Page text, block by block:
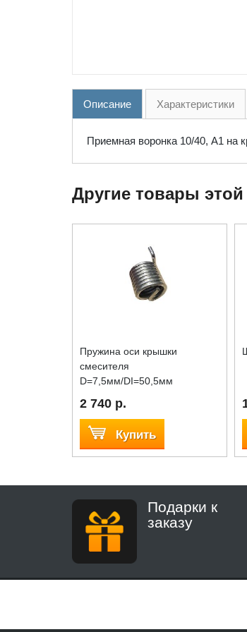
Описание Характеристики
Приемная воронка 10/40, А1 на
Другие товары этой
Пружина оси крышки
смесителя
D=7,5мм/DI=50,5мм
2 740 р.
Купить
Подарки к
заказу